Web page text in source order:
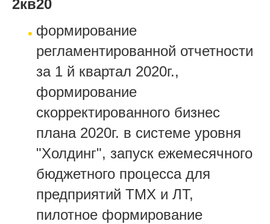
2кв20
формирование
регламентированной отчетности
за 1 й квартал 2020г.,
формирование
скорректированного бизнес
плана 2020г. в системе уровня
"Холдинг", запуск ежемесячного
бюджетного процесса для
предприятий ТМХ и ЛТ,
пилотное формирование